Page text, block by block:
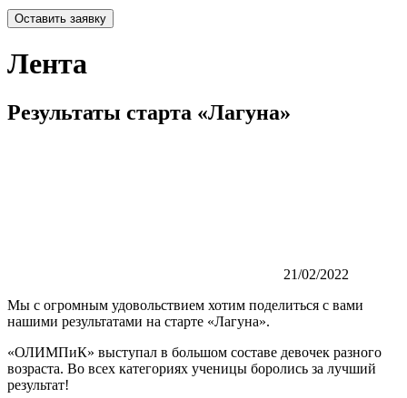
Оставить заявку
Лента
Результаты старта «Лагуна»
21/02/2022
Мы с огромным удовольствием хотим поделиться с вами
нашими результатами на старте «Лагуна».
«ОЛИМПиК» выступал в большом составе девочек разного
возраста. Во всех категориях ученицы боролись за лучший
результат!